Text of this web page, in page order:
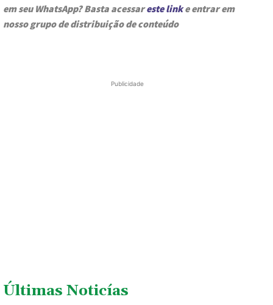
em seu WhatsApp? Basta acessareste linke entrar em
nosso grupo de distribuição de conteúdo
Publicidade
Últimas Noticías